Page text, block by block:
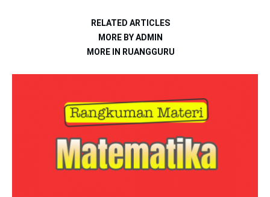
RELATED ARTICLES
MORE BY ADMIN
MORE IN RUANGGURU